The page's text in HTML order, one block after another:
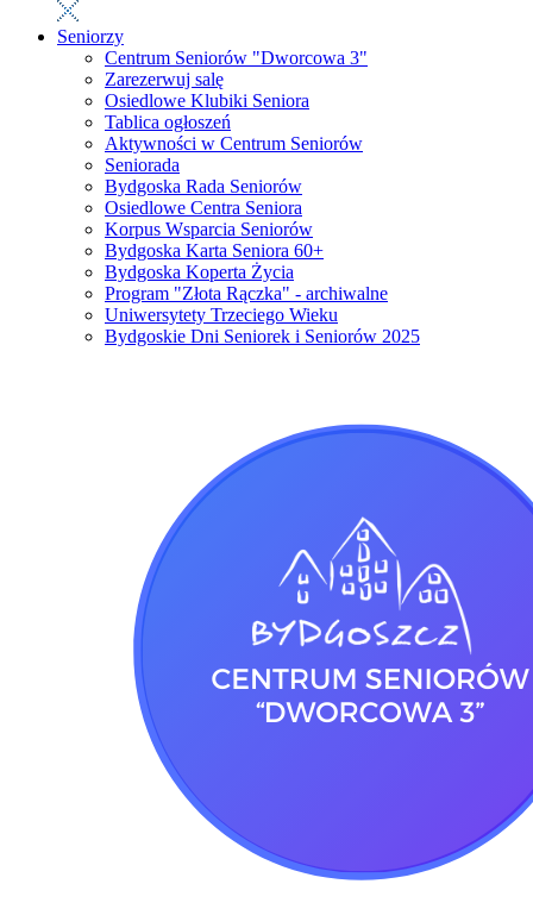
Seniorzy
Centrum Seniorów "Dworcowa 3"
Zarezerwuj salę
Osiedlowe Klubiki Seniora
Tablica ogłoszeń
Aktywności w Centrum Seniorów
Seniorada
Bydgoska Rada Seniorów
Osiedlowe Centra Seniora
Korpus Wsparcia Seniorów
Bydgoska Karta Seniora 60+
Bydgoska Koperta Życia
Program "Złota Rączka" - archiwalne
Uniwersytety Trzeciego Wieku
Bydgoskie Dni Seniorek i Seniorów 2025